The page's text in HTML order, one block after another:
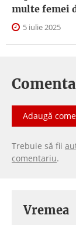
multe femei
5 iulie 2025
Adaugă
Trebuie să fii
comentariu.
Vremea